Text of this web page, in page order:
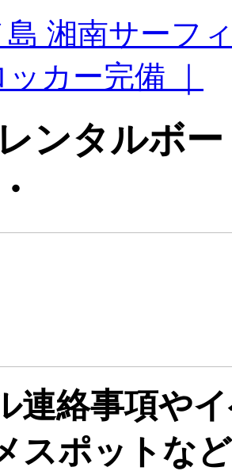
島 湘南サーフ
カー完備 ｜
ンタルボ
連絡事項や
スポットなど